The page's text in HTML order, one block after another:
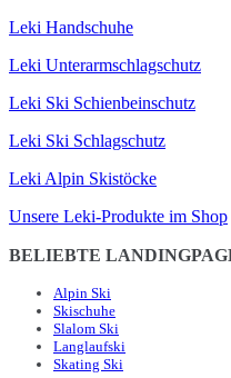
Leki Handschuhe
Leki Unterarmschlagschutz
Leki Ski Schienbeinschutz
Leki Ski Schlagschutz
Leki Alpin Skistöcke
Unsere Leki-Produkte im Shop
BELIEBTE
Alpin Ski
Skischuhe
Slalom Ski
Langlaufski
Skating Ski